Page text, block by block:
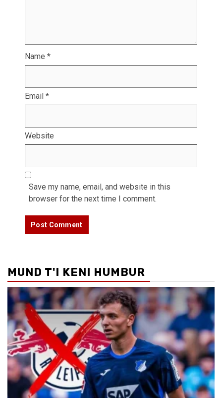
Name *
Email *
Website
Save my name, email, and website in this
browser for the next time I comment.
MUND T'I KENI HUMBUR